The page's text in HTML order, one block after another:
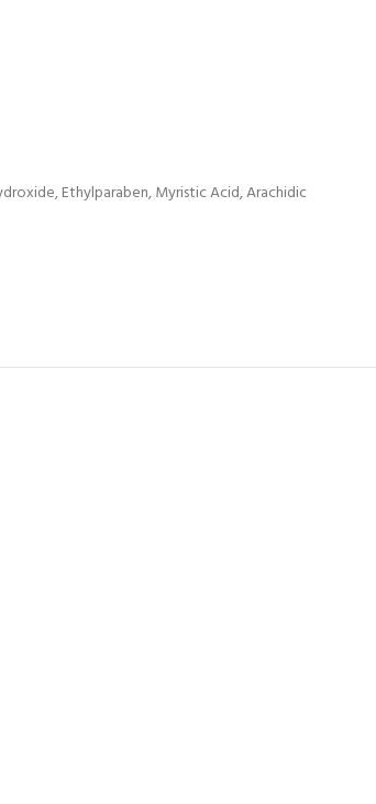
Ethylparaben, Myristic Acid, Arachidic